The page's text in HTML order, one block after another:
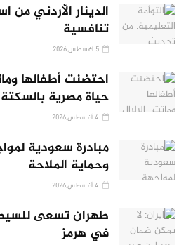
الدينار الأردني من
تنافسية
احتضنت أطفالها
حياة مصرية بالسكتة
مبادرة سعودية
وحماية الملاحة
طهران تسعى
في هرمز